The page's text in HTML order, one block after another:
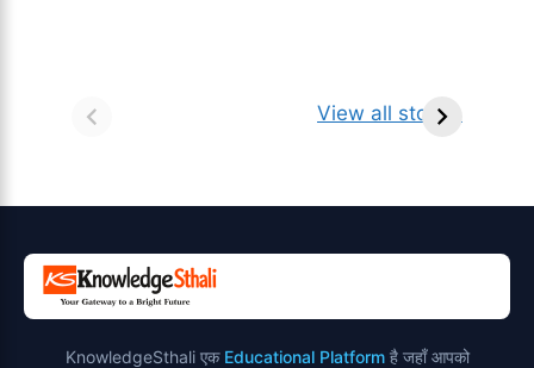
View all stories
किसे कहते है?
ज्योतिर्लिंग | नाम,
KnowledgeSthali एक Educational Platformहै जहाँ आपको